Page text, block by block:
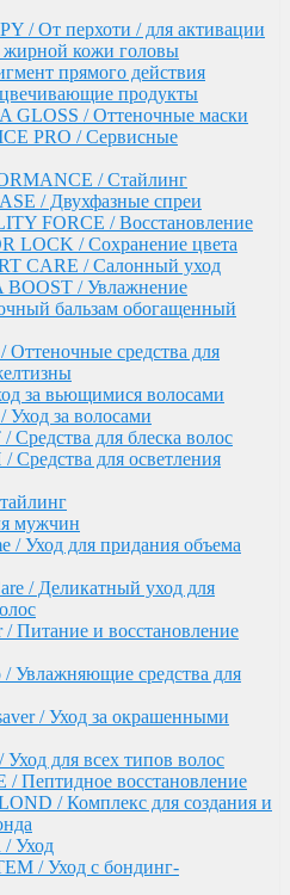
бальзам обогащенный
средства для
за вьющимися волосами
за волосами
для блеска волос
для осветления волос
мужчин
/ Уход для придания объема
/ Деликатный уход для
Питание и восстановление
Увлажняющие средства для
/ Уход за окрашенными
для всех типов волос
Пептидное восстановление
/ Комплекс для создания и
Уход
/ Уход с бондинг-комплексом
/ Укрепляющий уход
/ Ambient, MYPOINT
/ Пигменты прямого
крем-краска для волос
оттенков)
оттенки для блондинок
оттенки для седых волос
AMBIENT
оттенки AMBIENT
обесцвечивания волос /
/ Ambient
крем-краска для волос /
/ От перхоти / для активации
жирной кожи головы
прямого действия
продукты
GLOSS / Оттеночные маски
PRO / Сервисные
/ Стайлинг
/ Двухфазные спреи
FORCE / Восстановление
LOCK / Сохранение цвета
CARE / Салонный уход
/ Увлажнение
бальзам обогащенный
средства для
за вьющимися волосами
за волосами
Средства для блеска волос
для осветления
мужчин
/ Уход для придания объема
/ Деликатный уход для
/ Питание и восстановление
/ Увлажняющие средства для
/ Уход за окрашенными
Уход для всех типов волос
/ Пептидное восстановление
/ Комплекс для создания и
Уход
/ Уход с бондинг-